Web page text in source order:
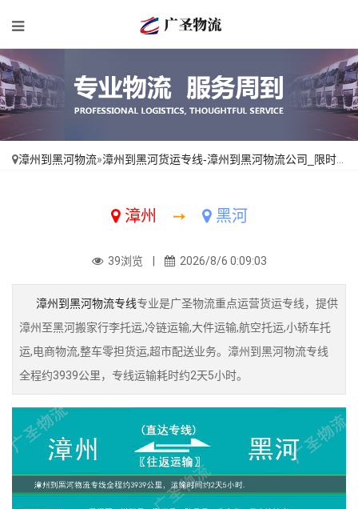
漳州到黑河物流»漳州到黑河货运专线-漳州到黑河物流公司_限时必达「全境配送」
漳州 ➙ 黑河
39浏览 | 2026/8/6 0:09:03
漳州到黑河物流专线专业是广圣物流重点运营货运专线，提供
漳州至黑河搬家行李托运,冷链运输,大件运输,航空托运,小轿车托
运,电商物流,整车零担货运,超市配送业务。漳州到黑河物流专线
全程约3939公里，专线运输耗时约2天5小时。